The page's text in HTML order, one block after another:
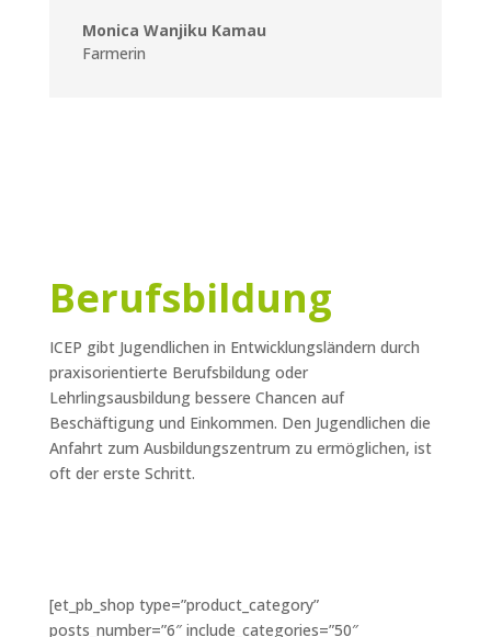
Monica Wanjiku Kamau
Farmerin
Berufsbildung
ICEP gibt Jugendlichen in Entwicklungsländern durch
praxisorientierte Berufsbildung oder
Lehrlingsausbildung bessere Chancen auf
Beschäftigung und Einkommen. Den Jugendlichen die
Anfahrt zum Ausbildungszentrum zu ermöglichen, ist
oft der erste Schritt.
[et_pb_shop type=”product_category”
posts_number=”6″ include_categories=”50″